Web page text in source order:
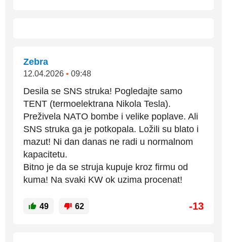
Zebra
12.04.2026 • 09:48
Desila se SNS struka! Pogledajte samo
TENT (termoelektrana Nikola Tesla).
Preživela NATO bombe i velike poplave. Ali
SNS struka ga je potkopala. Ložili su blato i
mazut! Ni dan danas ne radi u normalnom
kapacitetu.
Bitno je da se struja kupuje kroz firmu od
kuma! Na svaki KW ok uzima procenat!
49 62 -13